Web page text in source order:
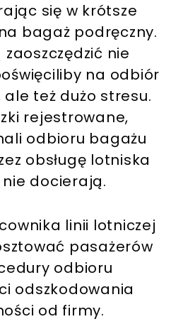
się w krótsze
bagaż podręczny.
nie
na odbiór
też dużo stresu.
rejestrowane,
odbioru bagażu
obsługę lotniska
docierają.
linii lotniczej
pasażerów
odbioru
odszkodowania
od firmy.